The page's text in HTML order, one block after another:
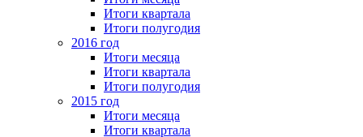
Итоги квартала
Итоги полугодия
2016 год
Итоги месяца
Итоги квартала
Итоги полугодия
2015 год
Итоги месяца
Итоги квартала